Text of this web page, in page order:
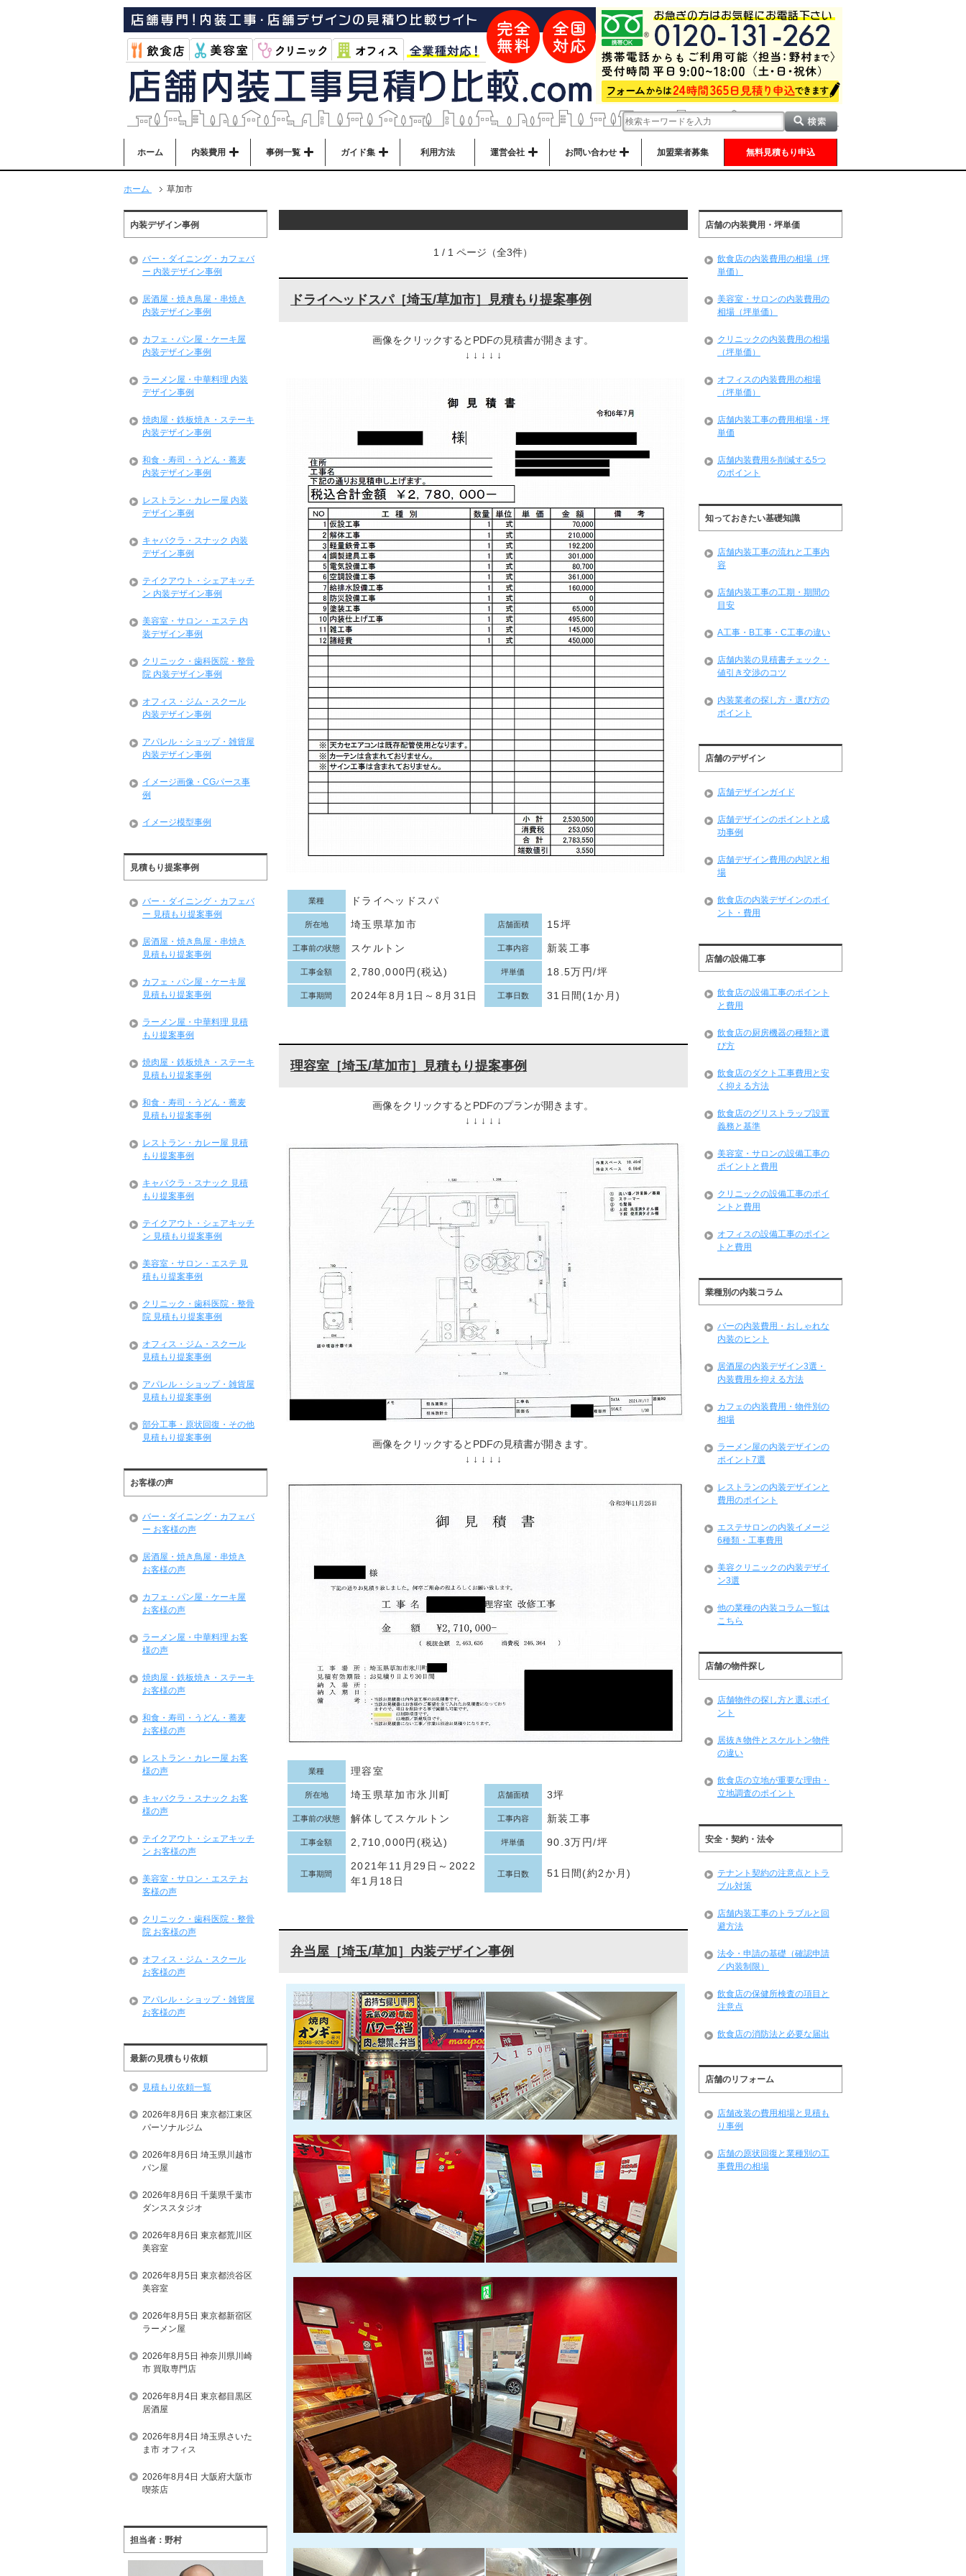
ホーム 内装費用 事例一覧 ガイド集 利用方法 運営会社 お問い合わせ 加盟業者募集 無料見積もり申込
ホーム 草加市
1 / 1 ページ（全3件）
ドライヘッドスパ［埼玉/草加市］見積もり提案事例
画像をクリックするとPDFの見積書が開きます。
↓ ↓ ↓ ↓ ↓
業種 ドライヘッドスパ
所在地 埼玉県草加市 店舗面積 15坪
工事前の状態 スケルトン 工事内容 新装工事
工事金額 2,780,000円(税込) 坪単価 18.5万円/坪
工事期間 2024年8月1日～8月31日 工事日数 31日間(1か月)
理容室［埼玉/草加市］見積もり提案事例
画像をクリックするとPDFのプランが開きます。
↓ ↓ ↓ ↓ ↓
画像をクリックするとPDFの見積書が開きます。
↓ ↓ ↓ ↓ ↓
業種 理容室
所在地 埼玉県草加市氷川町 店舗面積 3坪
工事前の状態 解体してスケルトン 工事内容 新装工事
工事金額 2,710,000円(税込) 坪単価 90.3万円/坪
工事期間
2021年11月29日～2022
年1月18日
工事日数 51日間(約2か月)
弁当屋［埼玉/草加］内装デザイン事例
内装デザイン事例
バー・ダイニング・カフェバ
ー 内装デザイン事例
居酒屋・焼き鳥屋・串焼き
内装デザイン事例
カフェ・パン屋・ケーキ屋
内装デザイン事例
ラーメン屋・中華料理 内装
デザイン事例
焼肉屋・鉄板焼き・ステーキ
内装デザイン事例
和食・寿司・うどん・蕎麦
内装デザイン事例
レストラン・カレー屋 内装
デザイン事例
キャバクラ・スナック 内装
デザイン事例
テイクアウト・シェアキッチ
ン 内装デザイン事例
美容室・サロン・エステ 内
装デザイン事例
クリニック・歯科医院・整骨
院 内装デザイン事例
オフィス・ジム・スクール
内装デザイン事例
アパレル・ショップ・雑貨屋
内装デザイン事例
イメージ画像・CGパース事
例
イメージ模型事例
見積もり提案事例
バー・ダイニング・カフェバ
ー 見積もり提案事例
居酒屋・焼き鳥屋・串焼き
見積もり提案事例
カフェ・パン屋・ケーキ屋
見積もり提案事例
ラーメン屋・中華料理 見積
もり提案事例
焼肉屋・鉄板焼き・ステーキ
見積もり提案事例
和食・寿司・うどん・蕎麦
見積もり提案事例
レストラン・カレー屋 見積
もり提案事例
キャバクラ・スナック 見積
もり提案事例
テイクアウト・シェアキッチ
ン 見積もり提案事例
美容室・サロン・エステ 見
積もり提案事例
クリニック・歯科医院・整骨
院 見積もり提案事例
オフィス・ジム・スクール
見積もり提案事例
アパレル・ショップ・雑貨屋
見積もり提案事例
部分工事・原状回復・その他
見積もり提案事例
お客様の声
バー・ダイニング・カフェバ
ー お客様の声
居酒屋・焼き鳥屋・串焼き
お客様の声
カフェ・パン屋・ケーキ屋
お客様の声
ラーメン屋・中華料理 お客
様の声
焼肉屋・鉄板焼き・ステーキ
お客様の声
和食・寿司・うどん・蕎麦
お客様の声
レストラン・カレー屋 お客
様の声
キャバクラ・スナック お客
様の声
テイクアウト・シェアキッチ
ン お客様の声
美容室・サロン・エステ お
客様の声
クリニック・歯科医院・整骨
院 お客様の声
オフィス・ジム・スクール
お客様の声
アパレル・ショップ・雑貨屋
お客様の声
最新の見積もり依頼
見積もり依頼一覧
2026年8月6日 東京都江東区
パーソナルジム
2026年8月6日 埼玉県川越市
パン屋
2026年8月6日 千葉県千葉市
ダンススタジオ
2026年8月6日 東京都荒川区
美容室
2026年8月5日 東京都渋谷区
美容室
2026年8月5日 東京都新宿区
ラーメン屋
2026年8月5日 神奈川県川崎
市 買取専門店
2026年8月4日 東京都目黒区
居酒屋
2026年8月4日 埼玉県さいた
ま市 オフィス
2026年8月4日 大阪府大阪市
喫茶店
担当者：野村
店舗の内装費用・坪単価
飲食店の内装費用の相場（坪
単価）
美容室・サロンの内装費用の
相場（坪単価）
クリニックの内装費用の相場
（坪単価）
オフィスの内装費用の相場
（坪単価）
店舗内装工事の費用相場・坪
単価
店舗内装費用を削減する5つ
のポイント
知っておきたい基礎知識
店舗内装工事の流れと工事内
容
店舗内装工事の工期・期間の
目安
A工事・B工事・C工事の違い
店舗内装の見積書チェック・
値引き交渉のコツ
内装業者の探し方・選び方の
ポイント
店舗のデザイン
店舗デザインガイド
店舗デザインのポイントと成
功事例
店舗デザイン費用の内訳と相
場
飲食店の内装デザインのポイ
ント・費用
店舗の設備工事
飲食店の設備工事のポイント
と費用
飲食店の厨房機器の種類と選
び方
飲食店のダクト工事費用と安
く抑える方法
飲食店のグリストラップ設置
義務と基準
美容室・サロンの設備工事の
ポイントと費用
クリニックの設備工事のポイ
ントと費用
オフィスの設備工事のポイン
トと費用
業種別の内装コラム
バーの内装費用・おしゃれな
内装のヒント
居酒屋の内装デザイン3選・
内装費用を抑える方法
カフェの内装費用・物件別の
相場
ラーメン屋の内装デザインの
ポイント7選
レストランの内装デザインと
費用のポイント
エステサロンの内装イメージ
6種類・工事費用
美容クリニックの内装デザイ
ン3選
他の業種の内装コラム一覧は
こちら
店舗の物件探し
店舗物件の探し方と選ぶポイ
ント
居抜き物件とスケルトン物件
の違い
飲食店の立地が重要な理由・
立地調査のポイント
安全・契約・法令
テナント契約の注意点とトラ
ブル対策
店舗内装工事のトラブルと回
避方法
法令・申請の基礎（確認申請
／内装制限）
飲食店の保健所検査の項目と
注意点
飲食店の消防法と必要な届出
店舗のリフォーム
店舗改装の費用相場と見積も
り事例
店舗の原状回復と業種別の工
事費用の相場